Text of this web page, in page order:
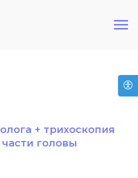
+ трихоскопия
головы